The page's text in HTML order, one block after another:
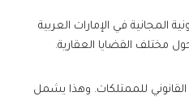
المجانية في الإمارات العربية
مختلف القضايا العقارية.
للممتلكات. وهذا يشمل